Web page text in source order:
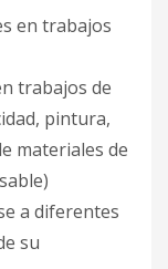
en trabajos
trabajos de
pintura,
materiales de
a diferentes
su